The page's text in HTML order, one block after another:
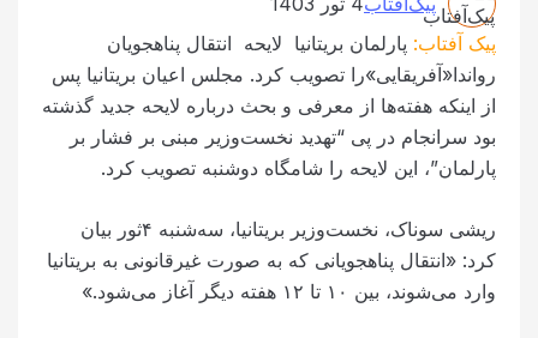
پیک آفتاب: پارلمان بریتانیا لایحه انتقال پناهجویان
رواندا«آفریقایی»را تصویب کرد. مجلس اعیان بریتانیا پس
از اینکه هفته‌ها از معرفی و بحث درباره لایحه جدید گذشته
بود سرانجام در پی “تهدید نخست‌وزیر مبنی بر فشار بر
پارلمان”، این لایحه را شامگاه دوشنبه تصویب کرد.
ریشی سوناک، نخست‌وزیر بریتانیا، سه‌شنبه ۴ثور بیان
کرد: «انتقال پناهجویانی که به صورت غیرقانونی به بریتانیا
وارد می‌شوند، بین ۱۰ تا ۱۲ هفته دیگر آغاز می‌شود.»